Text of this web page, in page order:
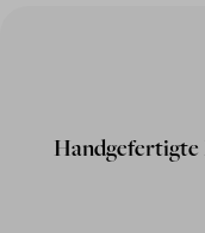
Handgefertigte